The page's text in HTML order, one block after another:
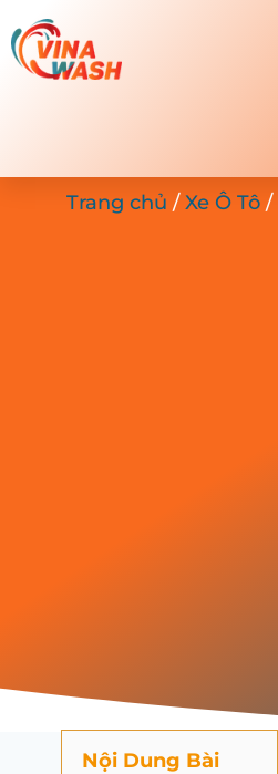
Trang chủ /Xe Ô Tô /
Nội Dung Bài